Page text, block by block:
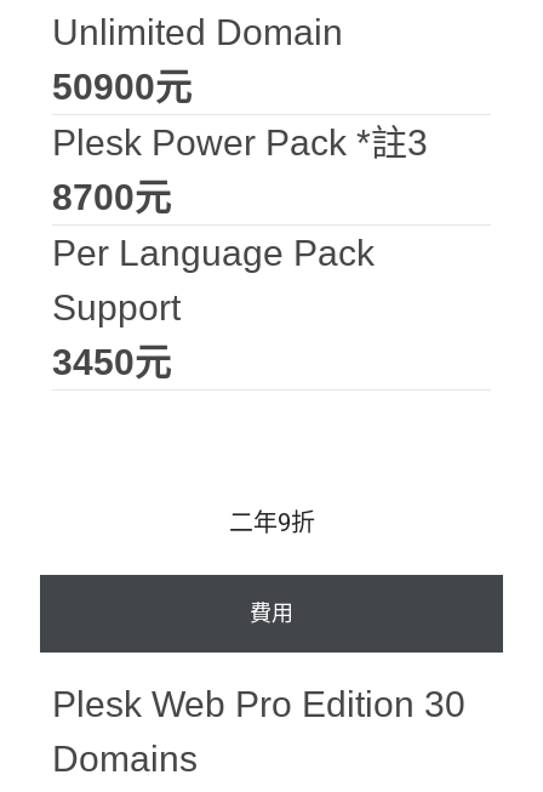
Unlimited Domain
50900元
Plesk Power Pack *註3
8700元
Per Language Pack
Support
3450元
二年9折
費用
Plesk Web Pro Edition 30
Domains